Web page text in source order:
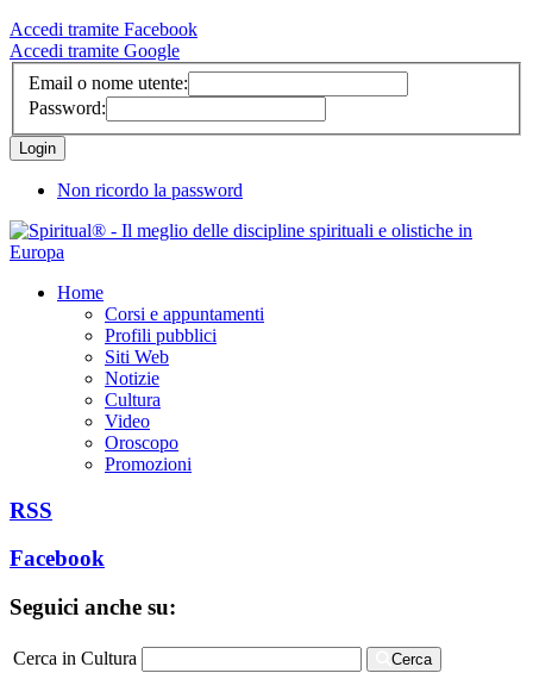
Accedi tramite Facebook
Accedi tramite Google
Email o nome utente:
Password:
Non ricordo la password
Home
Corsi e appuntamenti
Profili pubblici
Siti Web
Notizie
Cultura
Video
Oroscopo
Promozioni
RSS
Facebook
Seguici anche su:
Cerca in Cultura Cerca